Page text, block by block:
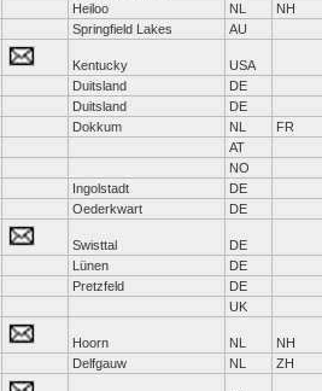
Heiloo NL
NH
Springfield Lakes AU
Kentucky
USA
Duitsland
DE
Duitsland
DE
Dokkum NL
FR
AT
NO
Ingolstadt
DE
Oederkwart DE
Swisttal
DE
Lünen
DE
Pretzfeld
DE
UK
Hoorn NL
NH
Delfgauw NL ZH